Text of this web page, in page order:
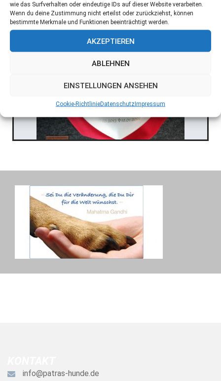
wie das Surfverhalten oder eindeutige IDs auf dieser Website verarbeiten.
Wenn du deine Zustimmung nicht erteilst oder zurückziehst, können
bestimmte Merkmale und Funktionen beeinträchtigt werden.
AKZEPTIEREN
ABLEHNEN
EINSTELLUNGEN ANSEHEN
Cookie-RichtlinieDatenschutzImpressum
info@patras-hunde.de